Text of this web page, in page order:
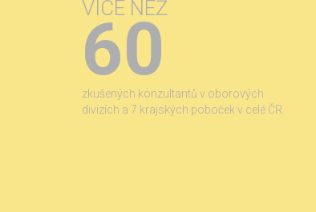
VÍCE NEŽ
60
zkušených konzultantů v oborových
divizích a 7 krajských poboček v celé ČR.